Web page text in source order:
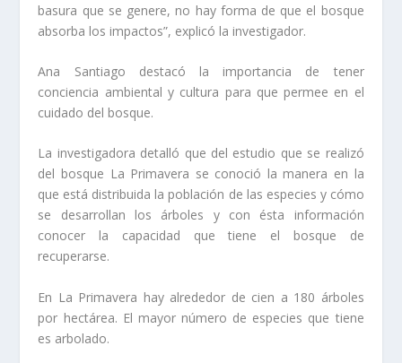
basura que se genere, no hay forma de que el bosque
absorba los impactos”, explicó la investigador.
Ana Santiago destacó la importancia de tener
conciencia ambiental y cultura para que permee en el
cuidado del bosque.
La investigadora detalló que del estudio que se realizó
del bosque La Primavera se conoció la manera en la
que está distribuida la población de las especies y cómo
se desarrollan los árboles y con ésta información
conocer la capacidad que tiene el bosque de
recuperarse.
En La Primavera hay alrededor de cien a 180 árboles
por hectárea. El mayor número de especies que tiene
es arbolado.